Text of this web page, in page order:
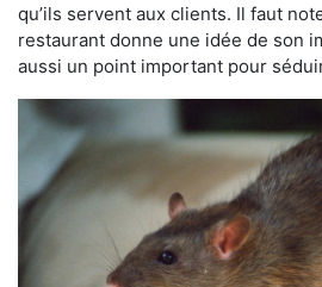
qu’ils servent aux clients. Il faut
restaurant donne une idée de son
aussi un point important pour